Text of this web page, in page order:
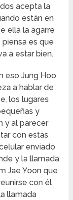
acepta la
están en
ella la agarre
es que
a estar bien.
eso Jung Hoo
a hablar de
los lugares
y
y al parecer
con estas
enviado
y la llamada
Jae Yoon que
con él
llamada